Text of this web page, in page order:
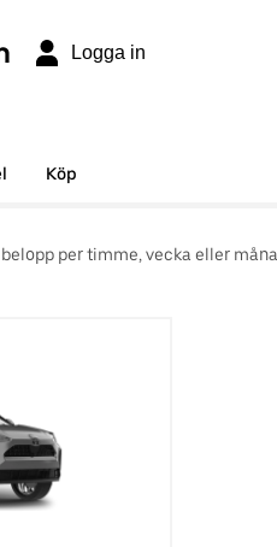
Logga in
Köp
per timme, vecka eller